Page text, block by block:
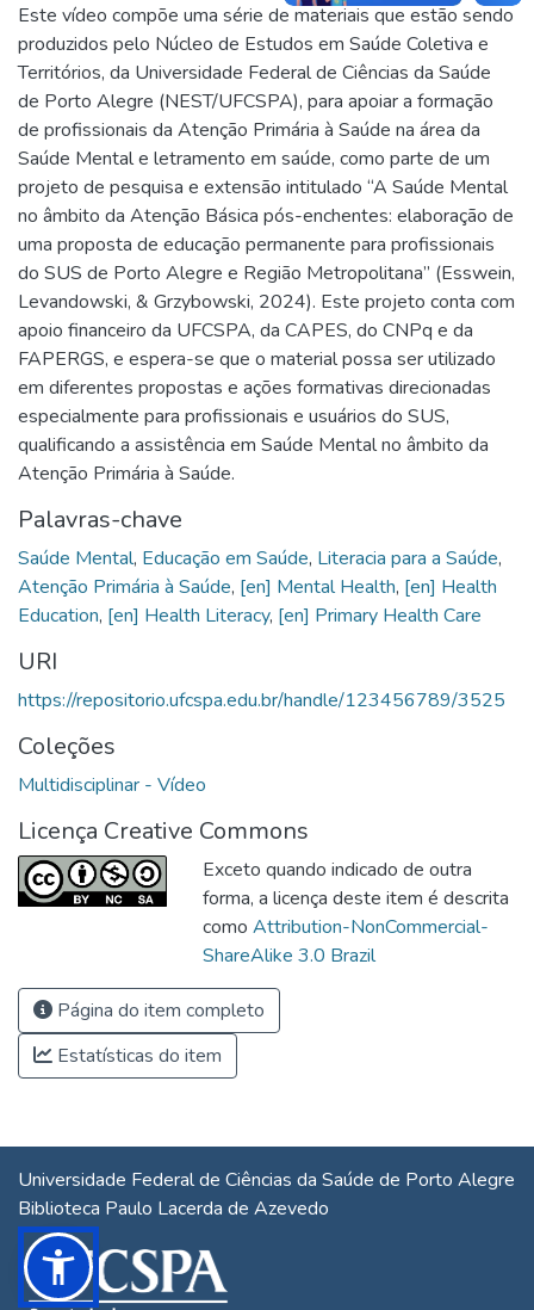
Este vídeo compõe uma série de materiais que estão sendo
produzidos pelo Núcleo de Estudos em Saúde Coletiva e
Territórios, da Universidade Federal de Ciências da Saúde
de Porto Alegre (NEST/UFCSPA), para apoiar a formação
de profissionais da Atenção Primária à Saúde na área da
Saúde Mental e letramento em saúde, como parte de um
projeto de pesquisa e extensão intitulado “A Saúde Mental
no âmbito da Atenção Básica pós-enchentes: elaboração de
uma proposta de educação permanente para profissionais
do SUS de Porto Alegre e Região Metropolitana” (Esswein,
Levandowski, & Grzybowski, 2024). Este projeto conta com
apoio financeiro da UFCSPA, da CAPES, do CNPq e da
FAPERGS, e espera-se que o material possa ser utilizado
em diferentes propostas e ações formativas direcionadas
especialmente para profissionais e usuários do SUS,
qualificando a assistência em Saúde Mental no âmbito da
Atenção Primária à Saúde.
Palavras-chave
Saúde Mental, Educação em Saúde, Literacia para a Saúde,
Atenção Primária à Saúde, [en] Mental Health, [en] Health
Education, [en] Health Literacy, [en] Primary Health Care
URI
https://repositorio.ufcspa.edu.br/handle/123456789/3525
Coleções
Multidisciplinar - Vídeo
Licença Creative Commons
Exceto quando indicado de outra
forma, a licença deste item é descrita
como Attribution-NonCommercial-
ShareAlike 3.0 Brazil
Página do item completo
Estatísticas do item
Universidade Federal de Ciências da Saúde de Porto Alegre
Biblioteca Paulo Lacerda de Azevedo